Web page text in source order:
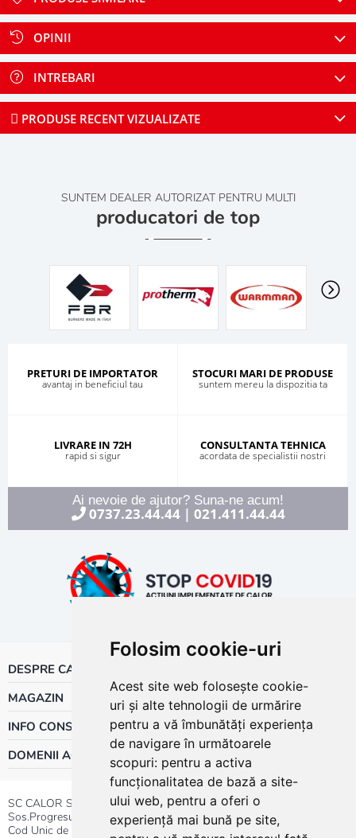
Folosim cookie-uri
Acest site web folosește cookie-
uri și alte tehnologii de urmărire
pentru a vă îmbunătăți experiența
de navigare în următoarele
scopuri: pentru a activa
funcționalitatea de bază a site-
ului web, pentru a oferi o
experiență mai bună pe site,
OPINII
INTREBARI
PRODUSE RECENT VIZUALIZATE
SUNTEM DEALER AUTORIZAT PENTRU MULTI
producatori de top
PRETURI DE IMPORTATOR
avantaj in beneficiul tau
STOCURI MARI DE PRODUSE
suntem mereu la dispozitia ta
LIVRARE IN 72H
rapid si sigur
CONSULTANTA TEHNICA
acordata de specialistii nostri
Ai nevoie de ajutor? Suna-ne acum!
0737.23.44.44| 021.411.44.44
DESPRE CALOR
MAGAZIN
INFO CONSUMATOR
DOMENII ACTIVITATE
SC CALOR SRL
Sos.Progresului nr.30-40, Sector 5, Bucuresti
Cod Unic de Inregistrare: RO 3004724